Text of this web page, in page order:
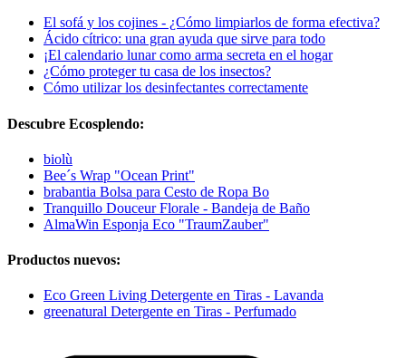
El sofá y los cojines - ¿Cómo limpiarlos de forma efectiva?
Ácido cítrico: una gran ayuda que sirve para todo
¡El calendario lunar como arma secreta en el hogar
¿Cómo proteger tu casa de los insectos?
Cómo utilizar los desinfectantes correctamente
Descubre Ecosplendo:
biolù
Bee´s Wrap "Ocean Print"
brabantia Bolsa para Cesto de Ropa Bo
Tranquillo Douceur Florale - Bandeja de Baño
AlmaWin Esponja Eco "TraumZauber"
Productos nuevos:
Eco Green Living Detergente en Tiras - Lavanda
greenatural Detergente en Tiras - Perfumado